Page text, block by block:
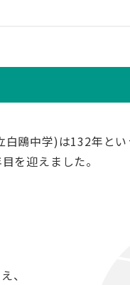
白鴎中学)は132年と
を迎えました。
、